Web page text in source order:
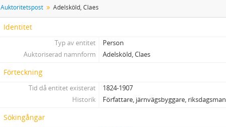
Auktoritetspost Adelsköld, Claes
Identitet
Typ av entitet
Person
Auktoriserad namnform
Adelsköld, Claes
Förteckning
Tid då entitet existerat
1824-1907
Historik
Författare, järnvägsbyggare, riksdagsman
Sökingångar